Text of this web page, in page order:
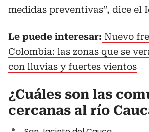
medidas preventivas”, dice el
Le puede interesar: Nuevo
Colombia: las zonas que se
con lluvias y fuertes vientos
¿Cuáles son las
cercanas al río